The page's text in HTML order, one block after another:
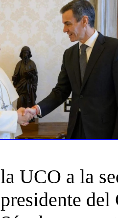
la UCO a la
presidente del